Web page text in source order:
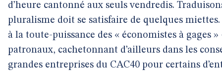
d’heure cantonné aux seuls vendredis.
pluralisme doit se satisfaire de quelques
à la toute-puissance des « économistes à gages
patronaux, cachetonnant d’ailleurs dans les
grandes entreprises du CAC40 pour certains